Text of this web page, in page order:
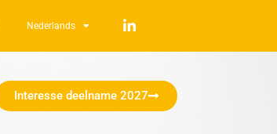
Nederlands
Interesse deelname 2027